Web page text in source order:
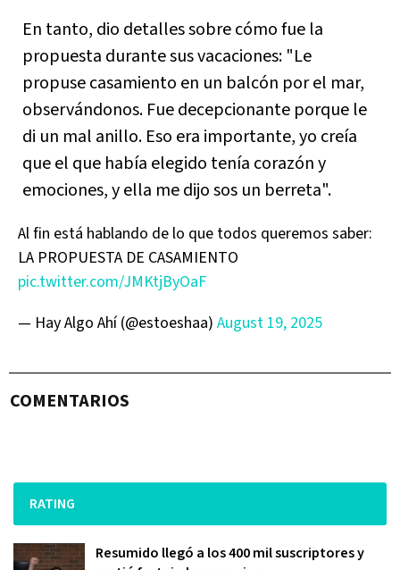
En tanto, dio detalles sobre cómo fue la
propuesta durante sus vacaciones: "Le
propuse casamiento en un balcón por el mar,
observándonos. Fue decepcionante porque le
di un mal anillo. Eso era importante, yo creía
que el que había elegido tenía corazón y
emociones, y ella me dijo sos un berreta".
Al fin está hablando de lo que todos queremos saber:
LA PROPUESTA DE CASAMIENTO
pic.twitter.com/JMKtjByOaF
— Hay Algo Ahí (@estoeshaa) August 19, 2025
COMENTARIOS
RATING
Resumido llegó a los 400 mil suscriptores y